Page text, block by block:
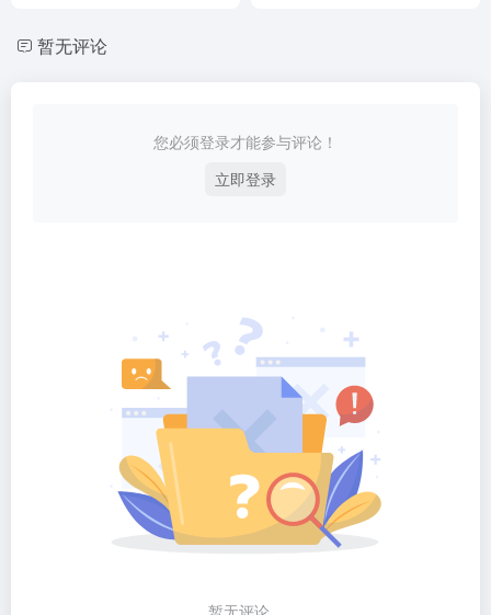
暂无评论
您必须登录才能参与评论！
立即登录
暂无评论...